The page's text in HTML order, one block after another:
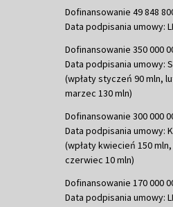
Dofinansowanie 49 848
Data podpisania umowy:
Dofinansowanie 350 000
Data podpisania umowy:
(wpłaty styczeń 90 mln,
marzec 130 mln)
Dofinansowanie 300 000
Data podpisania umowy:
(wpłaty kwiecień 150
czerwiec 10 mln)
Dofinansowanie 170 000
Data podpisania umowy: